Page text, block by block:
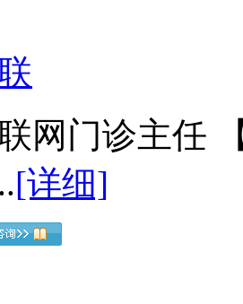
网门诊主任
[详细]